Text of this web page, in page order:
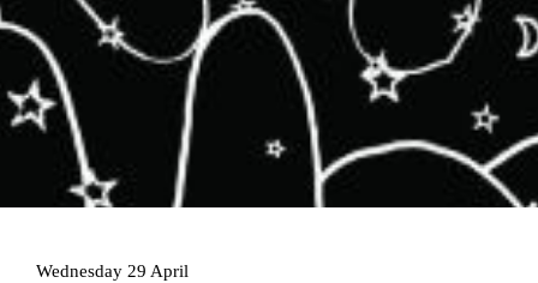
HOME PROGRAMMA
ARTDIVISION FOTO’S
Wednesday 29 April